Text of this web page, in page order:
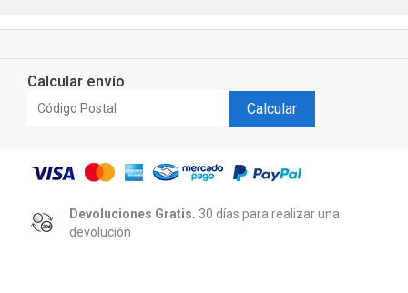
Calcular envío
Calcular
Devoluciones Gratis. 30 días para realizar una
devolución